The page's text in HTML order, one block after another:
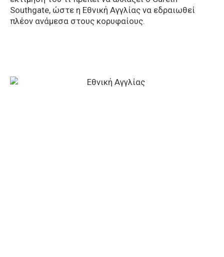
Southgate, ώστε η Εθνική Αγγλίας να εδραιωθεί
πλέον ανάμεσα στους κορυφαίους.